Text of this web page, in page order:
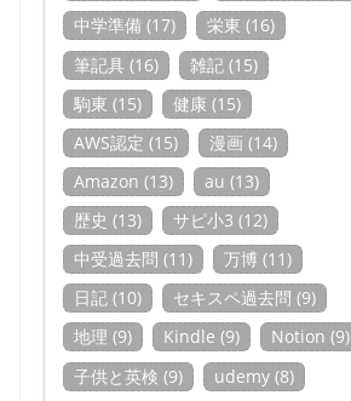
中学準備 (17)
栄東 (16)
筆記具 (16)
雑記 (15)
駒東 (15)
健康 (15)
AWS認定 (15)
漫画 (14)
Amazon (13)
au (13)
歴史 (13)
サピ小3 (12)
中受過去問 (11)
万博 (11)
日記 (10)
セキスペ過去問 (9)
地理 (9)
Kindle (9)
Notion (9)
子供と英検 (9)
udemy (8)